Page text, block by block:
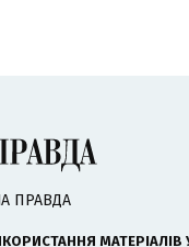
ПРАВДА
МАТЕРІАЛІВ